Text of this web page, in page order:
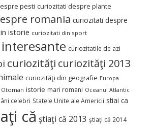
pesti curiozitati despre plante
romania curiozitati despre
istorie curiozitati din sport
curiozitatile de azi
curiozităţi curiozităţi 2013
curiozităţi din geografie Europa
istorie mari romani Oceanul Atlantic
celebri Statele Unite ale Americii stiai ca
că ştiaţi că 2013 ştiaţi că 2014